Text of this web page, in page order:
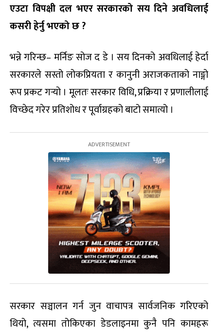
एउटा विपक्षी दल भएर सरकारको सय दिने अवधिलाई
कसरी हेर्नु भएको छ ?
भन्ने गरिन्छ– मर्निङ सोज द डे । सय दिनको अवधिलाई हेर्दा
सरकारले सस्तो लोकप्रियता र कानुनी अराजकताको नाङ्गो
रूप प्रकट गर्‍यो । मूलतः सरकार विधि, प्रक्रिया र प्रणालीलाई
विच्छेद गरेर प्रतिशोध र पूर्वाग्रहको बाटो समात्यो ।
सरकार सञ्चालन गर्न जुन वाचापत्र सार्वजनिक गरिएको
थियो, त्यसमा तोकिएका डेडलाइनमा कुनै पनि कामहरू